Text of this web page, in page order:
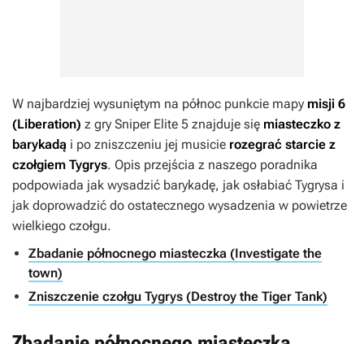
W najbardziej wysuniętym na północ punkcie mapy misji 6
(Liberation) z gry Sniper Elite 5 znajduje się miasteczko z
barykadą i po zniszczeniu jej musicie rozegrać starcie z
czołgiem Tygrys. Opis przejścia z naszego poradnika
podpowiada jak wysadzić barykadę, jak osłabiać Tygrysa i
jak doprowadzić do ostatecznego wysadzenia w powietrze
wielkiego czołgu.
Zbadanie północnego miasteczka (Investigate the
town)
Zniszczenie czołgu Tygrys (Destroy the Tiger Tank)